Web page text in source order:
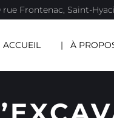
rue Frontenac, Saint-
ACCUEIL À